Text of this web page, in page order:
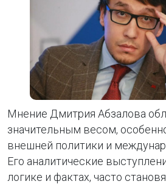
Мнение Дмитрия Абзалова
значительным весом,
внешней политики и
Его аналитические
логике и фактах, часто